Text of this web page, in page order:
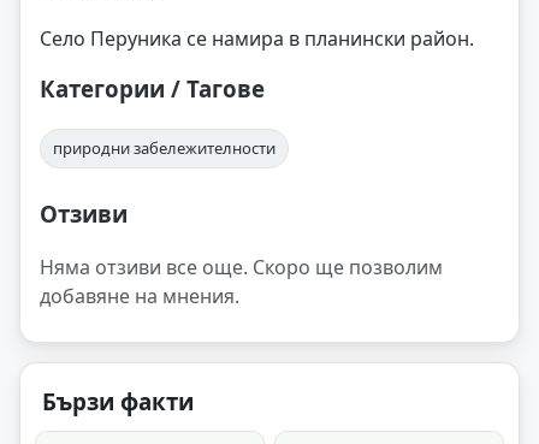
Село Перуника се намира в планински район.
Категории / Тагове
природни забележителности
Отзиви
Няма отзиви все още. Скоро ще позволим
добавяне на мнения.
Бързи факти